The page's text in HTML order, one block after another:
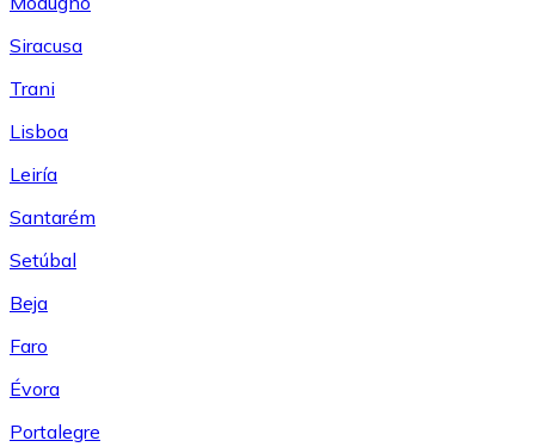
Siracusa
Trani
Lisboa
Leiría
Santarém
Setúbal
Beja
Faro
Évora
Portalegre